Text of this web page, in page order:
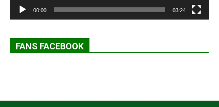
00:00 03:24
FANS FACEBOOK